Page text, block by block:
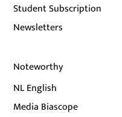
Student Subscription
Newsletters
Noteworthy
NL English
Media Biascope